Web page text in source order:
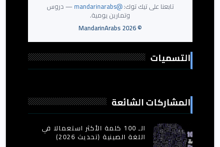
تابعنا على تيك توك:@mandarinarabs — دروس
وتمارين يومية.
©
2026
التسميات
المشاركات الشائعة
الـ 100 كلمة الأكثر استعمالا في
اللغة الصينية (تحديث 2026)